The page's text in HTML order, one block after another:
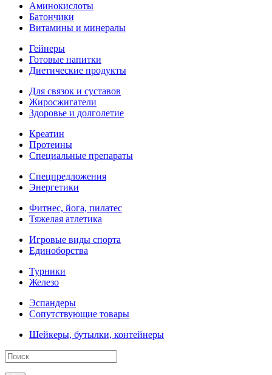
Аминокислоты
Батончики
Витамины и минералы
Гейнеры
Готовые напитки
Диетические продукты
Для связок и суставов
Жиросжигатели
Здоровье и долголетие
Креатин
Протеины
Специальные препараты
Спецпредложения
Энергетики
Фитнес, йога, пилатес
Тяжелая атлетика
Игровые виды спорта
Единоборства
Турники
Железо
Эспандеры
Сопутствующие товары
Шейкеры, бутылки, контейнеры